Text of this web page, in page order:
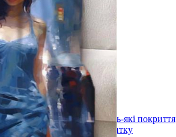
будь-які покриття
плитку
під будь-які покриття
терморегулятором) під плитку